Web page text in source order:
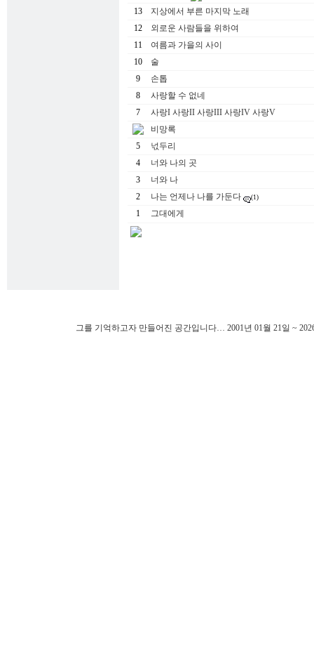
13
지상에서 부른 마지막 노래
12
외로운 사람들을 위하여
11
여름과 가을의 사이
10
술
9
손톱
8
사랑할 수 없네
7
사랑I 사랑II 사랑III 사랑IV 사랑V
비망록
5
넋두리
4
너와 나의 곳
3
너와 나
2
나는 언제나 나를 가둔다 (1)
1 그대에게
그를 기억하고자 만들어진 공간입니다… 2001년 01월 21일 ~